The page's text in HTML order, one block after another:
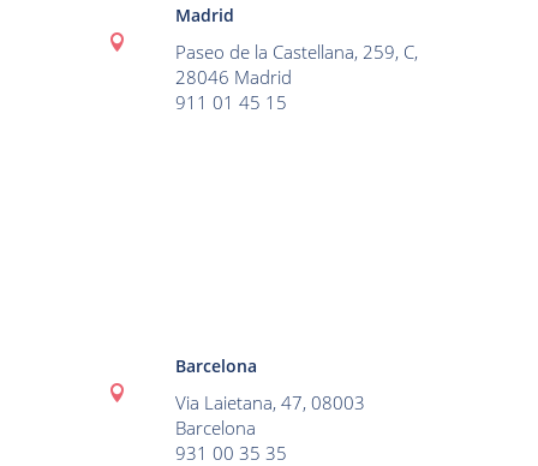

Madrid
Paseo de la Castellana, 259, C,
28046 Madrid
911 01 45 15

Barcelona
Via Laietana, 47, 08003
Barcelona
931 00 35 35